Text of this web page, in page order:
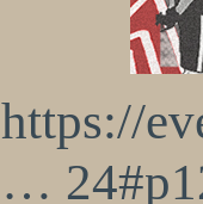
https://
…